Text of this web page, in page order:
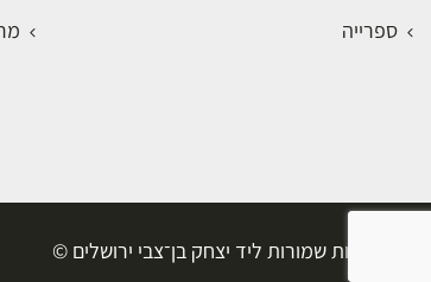
ספרייה
כל הזכויות שמורות ליד יצחק בן־צבי ירושלים ©